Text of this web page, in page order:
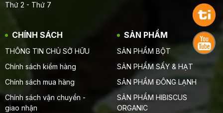
Thứ 2 - Thứ 7
CHÍNH SÁCH
THÔNG TIN CHỦ SỞ HỮU
Chính sách kiểm hàng
Chính sách mua hàng
Chính sách vận chuyển -
giao nhận
SẢN PHẨM
SẢN PHẨM BỘT
SẢN PHẨM SẤY & HẠT
SẢN PHẨM ĐÔNG LẠNH
SẢN PHẨM HIBISCUS
ORGANIC